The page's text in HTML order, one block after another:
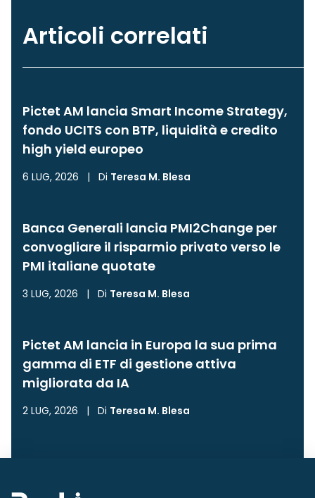
Articoli correlati
Pictet AM lancia Smart Income Strategy,
fondo UCITS con BTP, liquidità e credito
high yield europeo
6 LUG, 2026 | Di Teresa M. Blesa
Banca Generali lancia PMI2Change per
convogliare il risparmio privato verso le
PMI italiane quotate
3 LUG, 2026 | Di Teresa M. Blesa
Pictet AM lancia in Europa la sua prima
gamma di ETF di gestione attiva
migliorata da IA
2 LUG, 2026 | Di Teresa M. Blesa